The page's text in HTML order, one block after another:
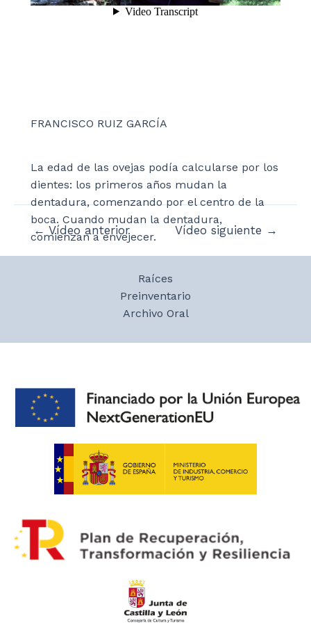
FRANCISCO RUIZ GARCÍA
La edad de las ovejas podía calcularse por los
dientes: los primeros años mudan la
dentadura, comenzando por el centro de la
boca. Cuando mudan la dentadura,
comienzan a envejecer.
Navegación
← Vídeo anterior Vídeo siguiente →
Raíces
Preinventario
Archivo Oral